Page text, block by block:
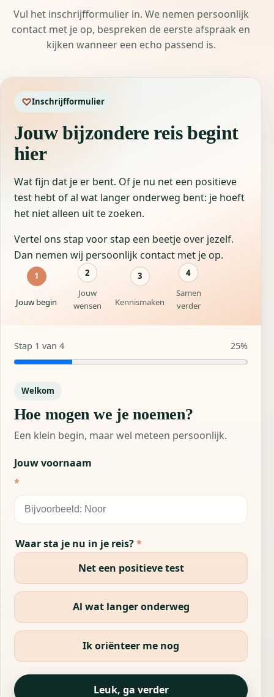
Vul het inschrijfformulier in. We nemen persoonlijk
contact met je op, bespreken de eerste afspraak en
kijken wanneer een echo passend is.
♡Inschrijfformulier
Jouw bijzondere reis begint
hier
Wat fijn dat je er bent. Of je nu net een positieve
test hebt of al wat langer onderweg bent: je hoeft
het niet alleen uit te zoeken.
Vertel ons stap voor stap een beetje over jezelf.
Dan nemen wij persoonlijk contact met je op.
1
Jouw begin
2
Jouw
wensen
3
Kennismaken
4
Samen
verder
Stap 1 van 4 25%
Welkom
Hoe mogen we je noemen?
Een klein begin, maar wel meteen persoonlijk.
Jouw voornaam
*
Waar sta je nu in je reis? *
Net een positieve test
Al wat langer onderweg
Ik oriënteer me nog
Leuk, ga verder